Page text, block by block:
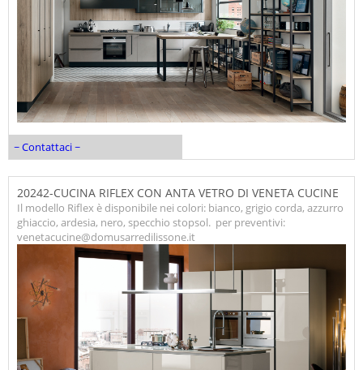
~ Contattaci ~
20242-CUCINA RIFLEX CON ANTA VETRO DI VENETA CUCINE
Il modello Riflex è disponibile nei colori: bianco, grigio corda, azzurro
ghiaccio, ardesia, nero, specchio stopsol. per preventivi:
venetacucine@domusarredilissone.it